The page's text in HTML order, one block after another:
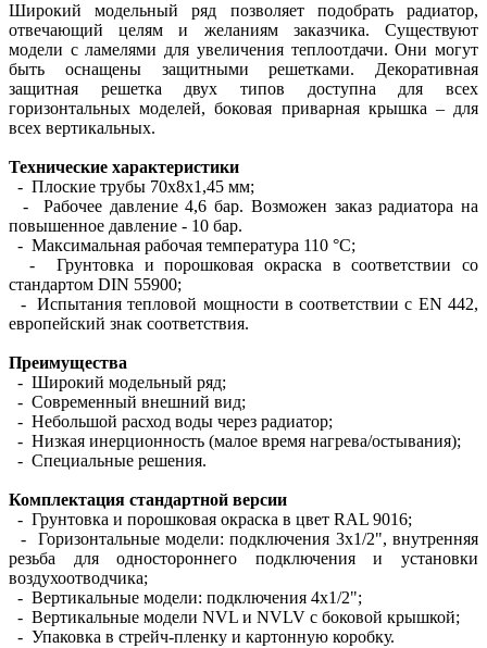
Широкий модельный ряд позволяет подобрать радиатор,
отвечающий целям и желаниям заказчика. Существуют
модели с ламелями для увеличения теплоотдачи. Они могут
быть оснащены защитными решетками. Декоративная
защитная решетка двух типов доступна для всех
горизонтальных моделей, боковая приварная крышка – для
всех вертикальных.
Технические характеристики
- Плоские трубы 70х8х1,45 мм;
- Рабочее давление 4,6 бар. Возможен заказ радиатора на
повышенное давление - 10 бар.
- Максимальная рабочая температура 110 °С;
- Грунтовка и порошковая окраска в соответствии со
стандартом DIN 55900;
- Испытания тепловой мощности в соответствии с EN 442,
европейский знак соответствия.
Преимущества
- Широкий модельный ряд;
- Современный внешний вид;
- Небольшой расход воды через радиатор;
- Низкая инерционность (малое время нагрева/остывания);
- Специальные решения.
Комплектация стандартной версии
- Грунтовка и порошковая окраска в цвет RAL 9016;
- Горизонтальные модели: подключения 3х1/2", внутренняя
резьба для одностороннего подключения и установки
воздухоотводчика;
- Вертикальные модели: подключения 4х1/2";
- Вертикальные модели NVL и NVLV с боковой крышкой;
- Упаковка в стрейч-пленку и картонную коробку.